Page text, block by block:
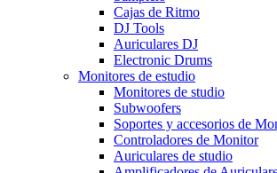
Cajas de Ritmo
DJ Tools
Auriculares DJ
Electronic Drums
Monitores de estudio
Monitores de studio
Subwoofers
Soportes y accesorios de
Controladores de Monitor
Auriculares de studio